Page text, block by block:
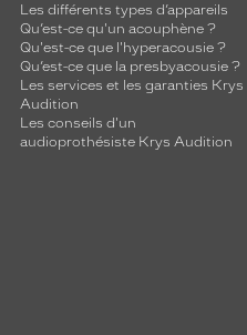
Les différents types d’appareils
Qu’est-ce qu'un acouphène ?
Qu'est-ce que l'hyperacousie ?
Qu’est-ce que la presbyacousie ?
Les services et les garanties Krys
Audition
Les conseils d'un
audioprothésiste Krys Audition